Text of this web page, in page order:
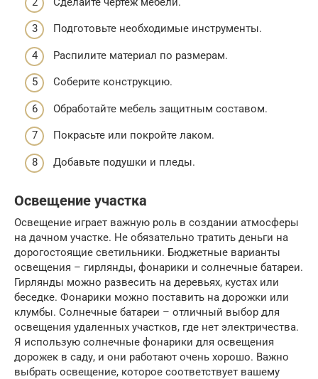
Подготовьте необходимые инструменты.
Распилите материал по размерам.
Соберите конструкцию.
Обработайте мебель защитным составом.
Покрасьте или покройте лаком.
Добавьте подушки и пледы.
Освещение участка
Освещение играет важную роль в создании атмосферы
на дачном участке. Не обязательно тратить деньги на
дорогостоящие светильники. Бюджетные варианты
освещения – гирлянды, фонарики и солнечные батареи.
Гирлянды можно развесить на деревьях, кустах или
беседке. Фонарики можно поставить на дорожки или
клумбы. Солнечные батареи – отличный выбор для
освещения удаленных участков, где нет электричества.
Я использую солнечные фонарики для освещения
дорожек в саду, и они работают очень хорошо. Важно
выбрать освещение, которое соответствует вашему